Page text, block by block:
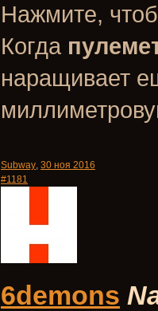
Нажмите,
Когда
наращивает
Subway, 30 ноя 2016
#1181
6demons